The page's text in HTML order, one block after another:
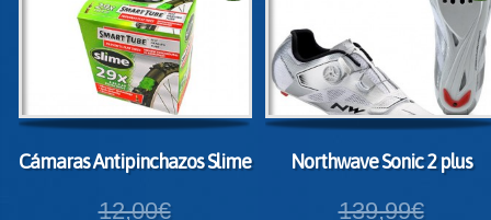
Cámaras Antipinchazos Slime
12,00€
Northwave Sonic 2 plus
139,99€